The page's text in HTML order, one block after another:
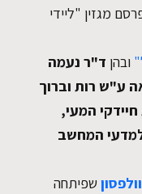
ה-70 לישראל פרסם מגזין "ליידי
ובהן ד"ר נעמה
ע"ש רות וברוך
המעי,
המחשב
שפיתחה